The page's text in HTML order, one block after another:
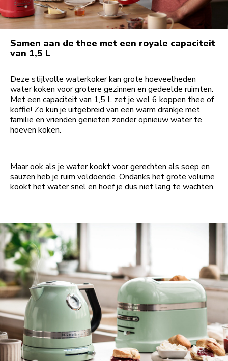
Samen aan de thee met een royale capaciteit
van 1,5 L
Deze stijlvolle waterkoker kan grote hoeveelheden
water koken voor grotere gezinnen en gedeelde ruimten.
Met een capaciteit van 1,5 L zet je wel 6 koppen thee of
koffie! Zo kun je uitgebreid van een warm drankje met
familie en vrienden genieten zonder opnieuw water te
hoeven koken.
Maar ook als je water kookt voor gerechten als soep en
sauzen heb je ruim voldoende. Ondanks het grote volume
kookt het water snel en hoef je dus niet lang te wachten.